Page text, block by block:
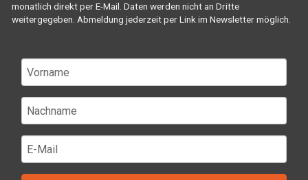
monatlich direkt per E-Mail. Daten werden nicht an Dritte
weitergegeben. Abmeldung jederzeit per Link im Newsletter möglich.